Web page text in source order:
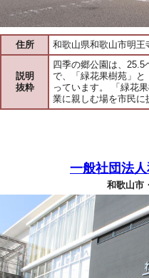
住所 和歌山県和歌山市明王
説明
抜粋
四季の郷公園は、25.5
で、「緑花果樹苑」
っています。 「緑花
業に親しむ場を市民
一般社団法
和歌山市